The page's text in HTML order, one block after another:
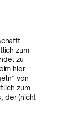
zum
zu
hier
von
zum
der (nicht